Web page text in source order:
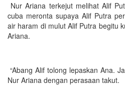
Nur Ariana terkejut melihat Alif
cuba meronta supaya Alif Putra
air haram di mulut Alif Putra begitu
Ariana.
“Abang Alif tolong lepaskan Ana.
Nur Ariana dengan perasaan takut.